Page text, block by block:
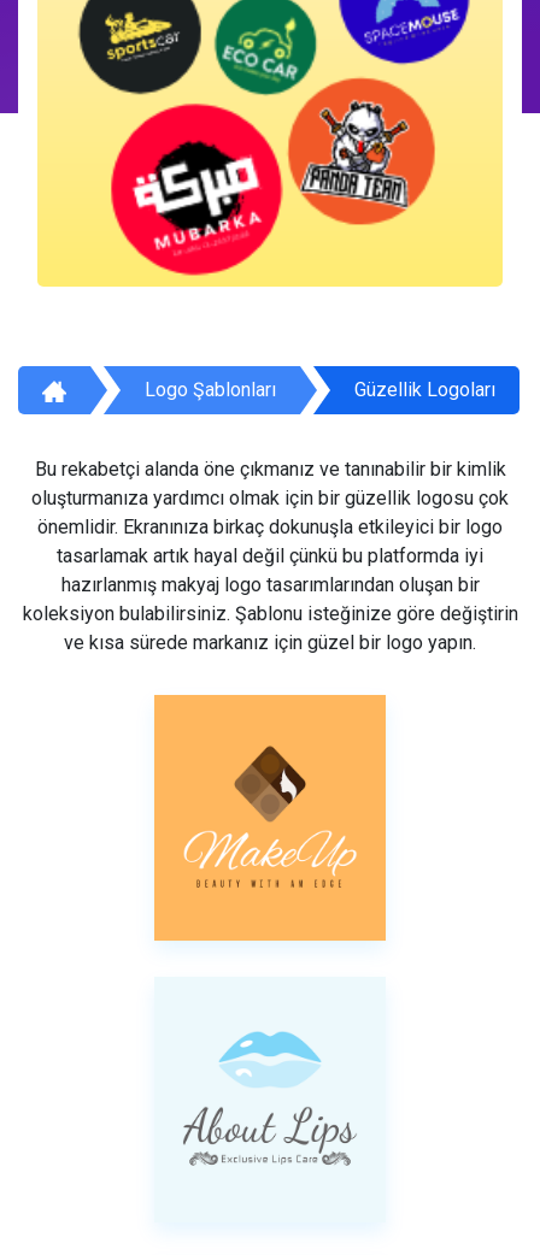
Logo Şablonları Güzellik Logoları
Bu rekabetçi alanda öne çıkmanız ve tanınabilir bir kimlik
oluşturmanıza yardımcı olmak için bir güzellik logosu çok
önemlidir. Ekranınıza birkaç dokunuşla etkileyici bir logo
tasarlamak artık hayal değil çünkü bu platformda iyi
hazırlanmış makyaj logo tasarımlarından oluşan bir
koleksiyon bulabilirsiniz. Şablonu isteğinize göre değiştirin
ve kısa sürede markanız için güzel bir logo yapın.